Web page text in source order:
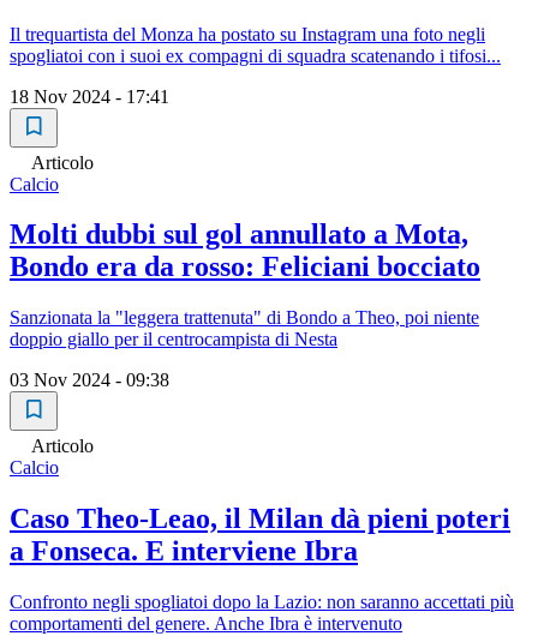
Il trequartista del Monza ha postato su Instagram una foto negli
spogliatoi con i suoi ex compagni di squadra scatenando i tifosi...
18 Nov 2024 - 17:41
Articolo
Calcio
Molti dubbi sul gol annullato a Mota,
Bondo era da rosso: Feliciani bocciato
Sanzionata la "leggera trattenuta" di Bondo a Theo, poi niente
doppio giallo per il centrocampista di Nesta
03 Nov 2024 - 09:38
Articolo
Calcio
Caso Theo-Leao, il Milan dà pieni poteri
a Fonseca. E interviene Ibra
Confronto negli spogliatoi dopo la Lazio: non saranno accettati più
comportamenti del genere. Anche Ibra è intervenuto